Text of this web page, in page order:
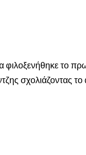
φιλοξενήθηκε το
σχολιάζοντας